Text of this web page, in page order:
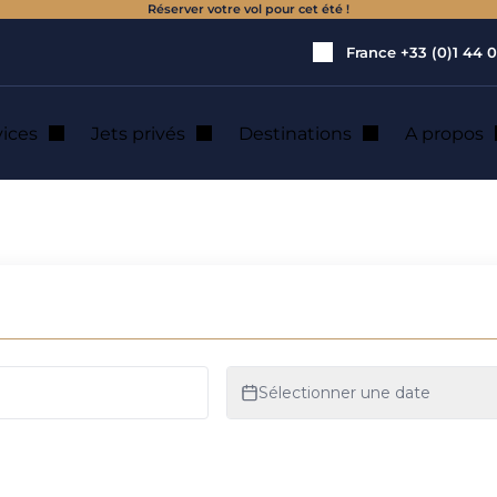
Réserver votre vol pour cet été !
France +33 (0)1 44
Jets privés Destinations A propos